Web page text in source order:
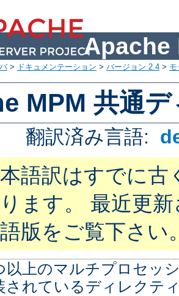
Apache
> ドキュメンテーション > バージョン 2.4 >
MPM 共通
翻訳済み言語:
語訳はすでに古
ます。 最近更
版をご覧下さい
以上のマルチプロセッ
されているディレクテ